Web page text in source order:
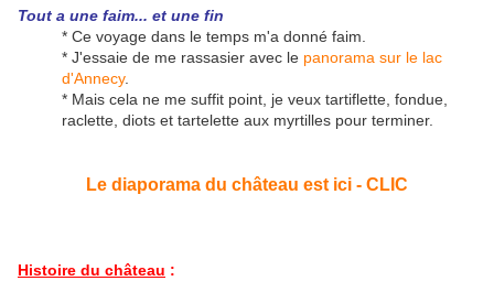
Tout a une faim... et une fin
* Ce voyage dans le temps m'a donné faim.
* J'essaie de me rassasier avec le panorama sur le lac
d'Annecy.
* Mais cela ne me suffit point, je veux tartiflette, fondue,
raclette, diots et tartelette aux myrtilles pour terminer.
Le diaporama du château est ici - CLIC
Histoire du château :